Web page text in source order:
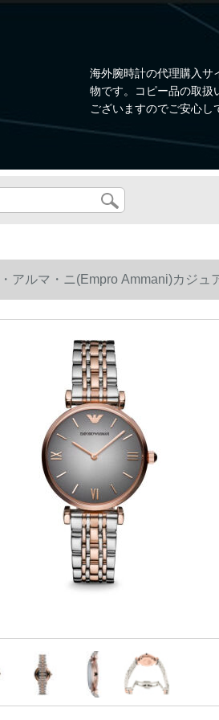
海外腕時計の代理購入サ
物です。コピー品の取扱
ございますのでご安心し
アルマ・ニ(Empro Ammani)カジュ